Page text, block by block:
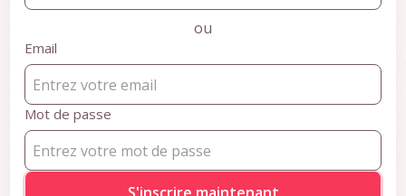
ou
Email
Mot de passe
conversions
Pour accéder au contenu,
inscrivez-vous gratuitement et
accédez à +100 ressources
CRO